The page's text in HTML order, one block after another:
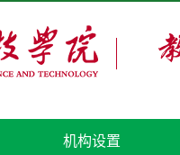
机构设置